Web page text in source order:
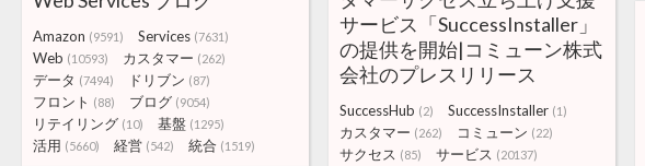
Amazon (9591) Services (7631)
Web (10593) カスタマー (262)
データ (7494) ドリブン (87)
フロント (88) ブログ (9054)
リテイリング (10) 基盤 (1295)
活用 (5660) 経営 (542) 統合 (1519)
サービス「SuccessInstaller」
の提供を開始|コミューン株式
会社のプレスリリース
SuccessHub (2) SuccessInstaller (1)
カスタマー (262) コミューン (22)
サクセス (85) サービス (20137)